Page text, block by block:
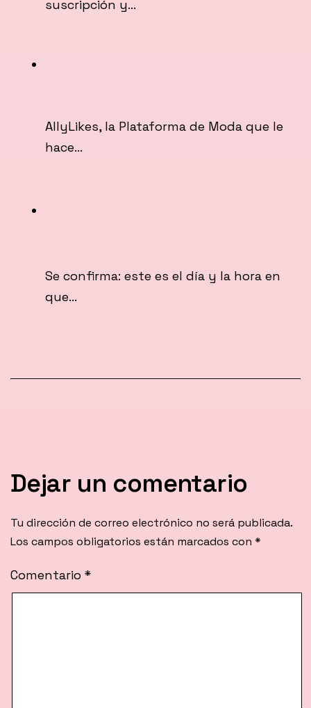
suscripción y…
AllyLikes, la Plataforma de Moda que le
hace…
Se confirma: este es el día y la hora en
que…
Dejar un comentario
Tu dirección de correo electrónico no será publicada.
Los campos obligatorios están marcados con *
Comentario *